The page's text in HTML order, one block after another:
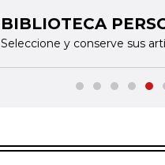
BIBLIOTECA
Seleccione y conserve sus